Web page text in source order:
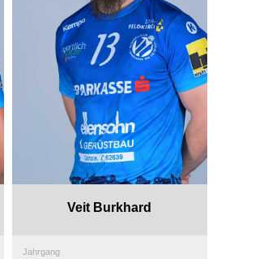
Veit Burkhard
Jahrgang